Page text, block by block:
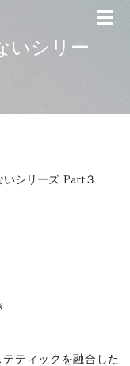
いシリー
シリーズ Part３
ティックを融合した